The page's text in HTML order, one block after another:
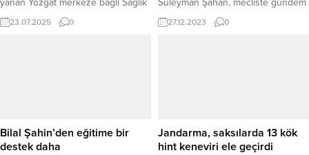
Köyü sakinlerinden Mehmet
Sayhan’ı makamında misafir etti.
belirten...
23.07.2025 0
olan "Sayın" kelimesi üzerine
yaptığı konuşmada, vatanları,
27.12.2023 0
Bilal Şahin’den eğitime bir
destek daha
Jandarma, saksılarda 13 kök
hint keneviri ele geçirdi